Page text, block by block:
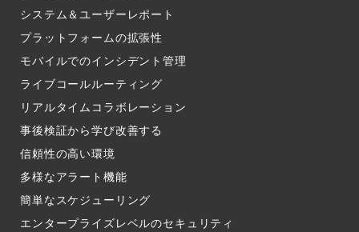
システム＆ユーザーレポート​
プラットフォームの拡張性
モバイルでのインシデント管理​
ライブコールルーティング​
リアルタイムコラボレーション​
事後検証から学び改善する
信頼性の高い環境​
多様なアラート機能​
簡単なスケジューリング​
エンタープライズレベルのセキュリティ